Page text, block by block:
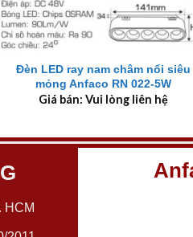
+
Đèn LED ray nam châm nổi siêu
mỏng Anfaco RN 022-5W
Giá bán: Vui lòng liên hệ
HCM